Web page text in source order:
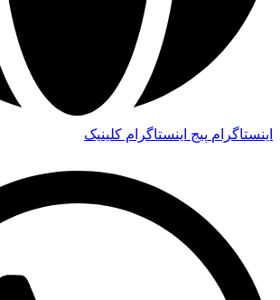
اینستاگرام پیج اینستاگرام کلینیک